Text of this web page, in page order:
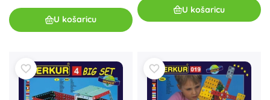
U košaricu
U košaricu